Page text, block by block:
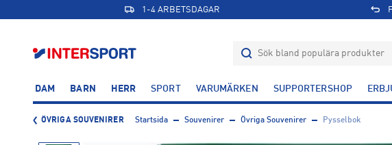
1-4 ARBETSDAGAR
DAM BARN HERR SPORT VARUMÄRKEN SUPPORTERSHOP
ÖVRIGA SOUVENIRER Startsida Souvenirer Övriga Souvenirer Pysselbok